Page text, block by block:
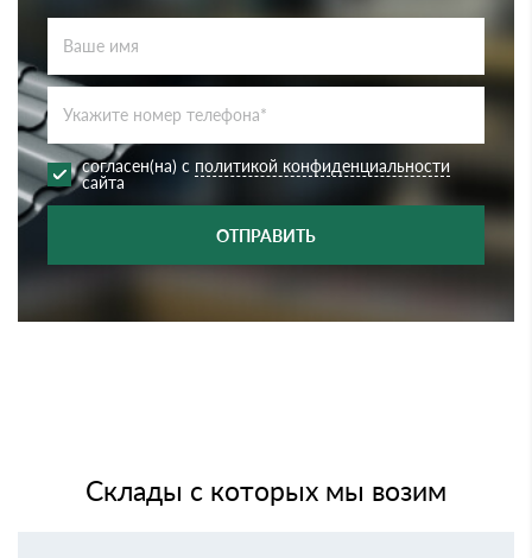
согласен(на) с политикой конфиденциальности
сайта
ОТПРАВИТЬ
Склады с которых мы возим